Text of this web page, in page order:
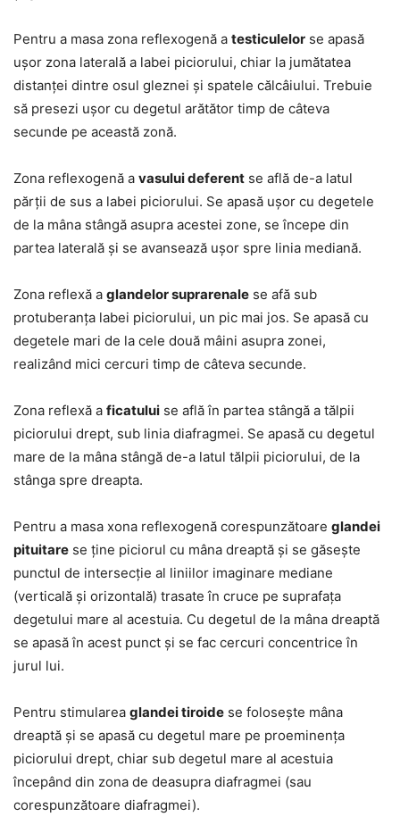
Pentru a masa zona reflexogenă a testiculelor se apasă
ușor zona laterală a labei piciorului, chiar la jumătatea
distanței dintre osul gleznei și spatele călcâiului. Trebuie
să presezi ușor cu degetul arătător timp de câteva
secunde pe această zonă.
Zona reflexogenă a vasului deferent se află de-a latul
părții de sus a labei piciorului. Se apasă ușor cu degetele
de la mâna stângă asupra acestei zone, se începe din
partea laterală și se avansează ușor spre linia mediană.
Zona reflexă a glandelor suprarenale se afă sub
protuberanța labei piciorului, un pic mai jos. Se apasă cu
degetele mari de la cele două mâini asupra zonei,
realizând mici cercuri timp de câteva secunde.
Zona reflexă a ficatului se află în partea stângă a tălpii
piciorului drept, sub linia diafragmei. Se apasă cu degetul
mare de la mâna stângă de-a latul tălpii piciorului, de la
stânga spre dreapta.
Pentru a masa xona reflexogenă corespunzătoare glandei
pituitare se ține piciorul cu mâna dreaptă și se găsește
punctul de intersecție al liniilor imaginare mediane
(verticală și orizontală) trasate în cruce pe suprafața
degetului mare al acestuia. Cu degetul de la mâna dreaptă
se apasă în acest punct și se fac cercuri concentrice în
jurul lui.
Pentru stimularea glandei tiroide se folosește mâna
dreaptă și se apasă cu degetul mare pe proeminența
piciorului drept, chiar sub degetul mare al acestuia
începând din zona de deasupra diafragmei (sau
corespunzătoare diafragmei).